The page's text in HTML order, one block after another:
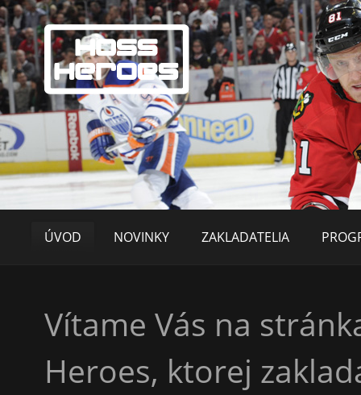
ÚVOD NOVINKY ZAKLADATELIA
Vítame Vás na
Heroes, ktorej